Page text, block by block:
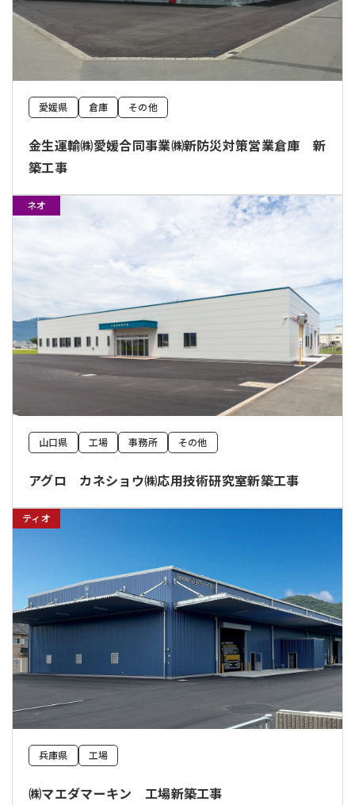
愛媛県 倉庫 その他
金生運輸㈱愛媛合同事業㈱新防災対策営業倉庫 新
築工事
ネオ
山口県 工場 事務所 その他
アグロ カネショウ㈱応用技術研究室新築工事
ティオ
兵庫県 工場
㈱マエダマーキン 工場新築工事